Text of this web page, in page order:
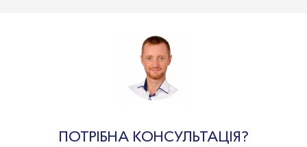
ПОТРІБНА КОНСУЛЬТАЦІЯ?